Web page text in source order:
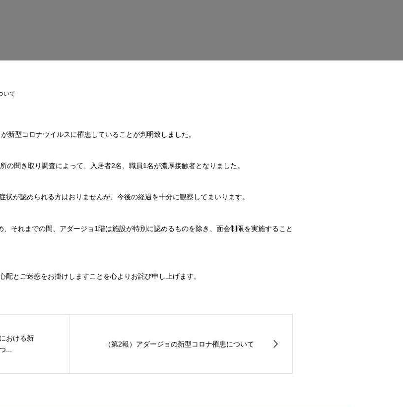
いて
型コロナウイルスに罹患していることが判明致しました。
の聞き取り調査によって、入居者2名、職員1名が濃厚接触者となりました。
が認められる方はおりませんが、今後の経過を十分に観察してまいります。
それまでの間、アダージョ1階は施設が特別に認めるものを除き、面会制限を実施すること
とご迷惑をお掛けしますことを心よりお詫び申し上げます。
おける新
...
（第2報）アダージョの新型コロナ罹患について